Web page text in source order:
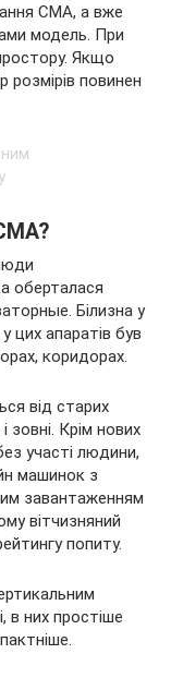
СМА, а вже
модель. При
Якщо
розмірів повинен
оберталася
Білизна у
цих апаратів був
коридорах.
від старих
Крім нових
участі людини,
машинок з
завантаженням
вітчизняний
попиту.
в них простіше